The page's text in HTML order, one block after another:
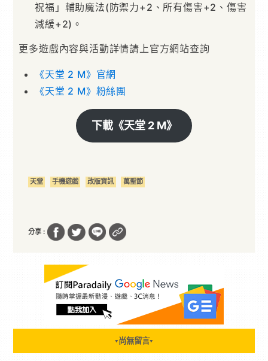
祝福」輔助魔法(防禦力+2、所有傷害+2、傷害
減緩+2)。
更多遊戲內容與活動詳情請上官方網站查詢
《天堂 2 M》官網
《天堂 2 M》粉絲團
下載《天堂 2 M》
天堂 手機遊戲 改版資訊 萬聖節
分享 :
▼ 尚無留言▼